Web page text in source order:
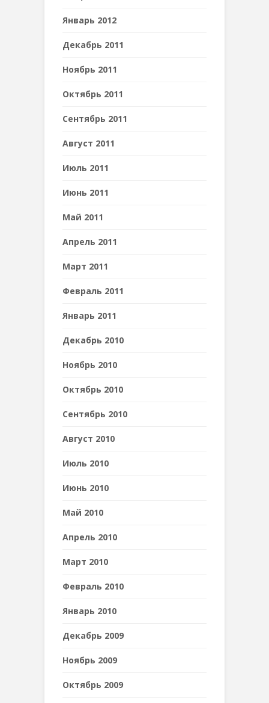
Январь 2012
Декабрь 2011
Ноябрь 2011
Октябрь 2011
Сентябрь 2011
Август 2011
Июль 2011
Июнь 2011
Май 2011
Апрель 2011
Март 2011
Февраль 2011
Январь 2011
Декабрь 2010
Ноябрь 2010
Октябрь 2010
Сентябрь 2010
Август 2010
Июль 2010
Июнь 2010
Май 2010
Апрель 2010
Март 2010
Февраль 2010
Январь 2010
Декабрь 2009
Ноябрь 2009
Октябрь 2009